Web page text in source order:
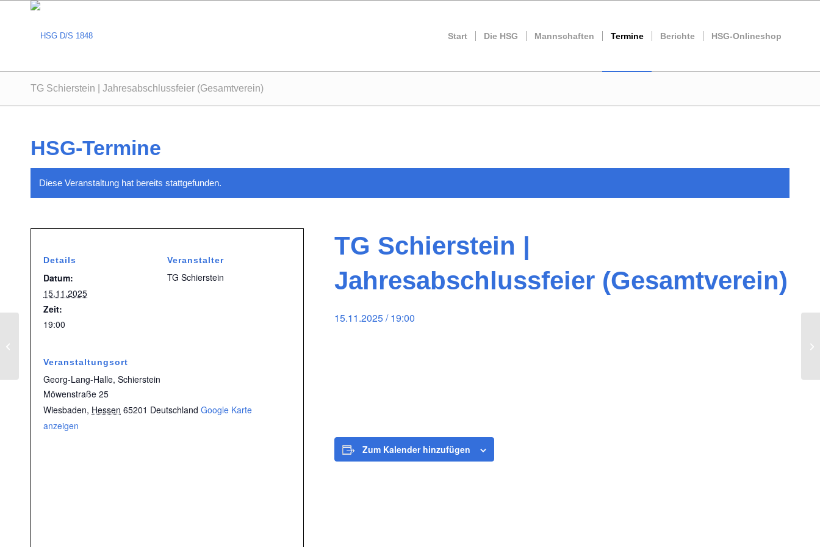
Start Die HSG Mannschaften Termine Berichte HSG-Onlineshop
TG Schierstein | Jahresabschlussfeier (Gesamtverein)
HSG-Termine
Diese Veranstaltung hat bereits stattgefunden.
TG Schierstein |
Jahresabschlussfeier (Gesamtverein)
15.11.2025 / 19:00
Zum Kalender hinzufügen
Details
Datum:
15.11.2025
Zeit:
19:00
Veranstalter
TG Schierstein
Veranstaltungsort
Georg-Lang-Halle, Schierstein
Möwenstraße 25
Wiesbaden, Hessen 65201 Deutschland Google Karte
anzeigen